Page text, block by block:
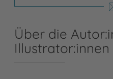
Über die
Illustrator:innen